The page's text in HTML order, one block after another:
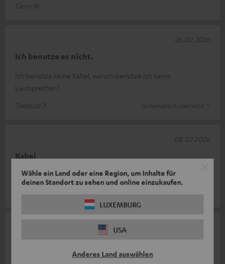
Wähle ein Land oder eine Region, um Inhalte für
deinen Standort zu sehen und online einzukaufen.
LUXEMBURG
USA
Anderes Land auswählen
Garry W.
Ich benutze es nicht.
Ich benutze keine Kabel, warum benutze ich keine
Lautsprecher?
Tadeusz P.
(automatisch übersetzt *)
26.02.2026
Kabel
Alles top
08.02.2026